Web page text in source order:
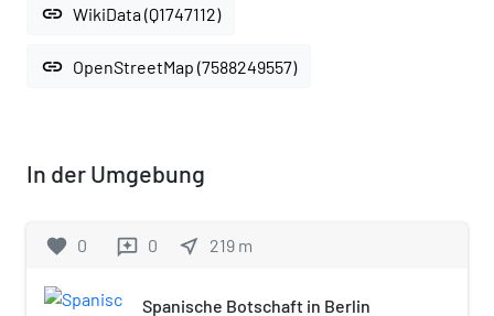
link WikiData (Q1747112)
link OpenStreetMap (7588249557)
In der Umgebung
favorite 0 reviews 0 near_me 219 m
Spanische Botschaft in Berlin